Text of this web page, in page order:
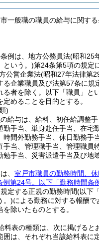
一般職の職員の給与に関する
例は、地方公務員法(昭和25
という。)第24条第5項の規定
公営企業法(昭和27年法律第
る企業職員及び法第57条に規
る者を除く。以下「職員」と
定めることを目的とする。
)
給与は、給料、初任給調整
勤手当、単身赴任手当、在宅
時間外勤務手当、休日勤務手
手当、管理職手当、管理職員
勉手当、災害派遣手当及び地
、 室戸市職員の勤務時間、
例第24号。以下「勤務時間条
定する正規の勤務時間(以下
。)による勤務に対する報酬で
を除いたものとする。
料表の種類は、次に掲げると
囲は、それぞれ当該給料表に